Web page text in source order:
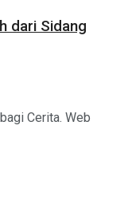
dari Sidang
Cerita. Web